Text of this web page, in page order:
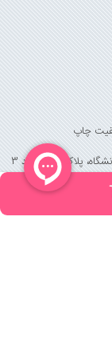
چاپ
158 واحد 3
(جهت خرید حضوری، تلفنی ، پیگیری سفارشات سایت با شماره تلفن 02166175070